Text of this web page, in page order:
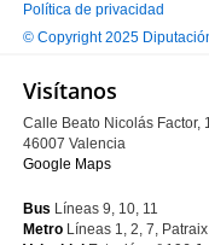
PIE
Política de privacidad
© Copyright 2025
Visítanos
Calle Beato Nicolás Factor,
46007 Valencia
Google Maps
Bus Líneas 9, 10, 11
Metro Líneas 1, 2, 7, Patraix